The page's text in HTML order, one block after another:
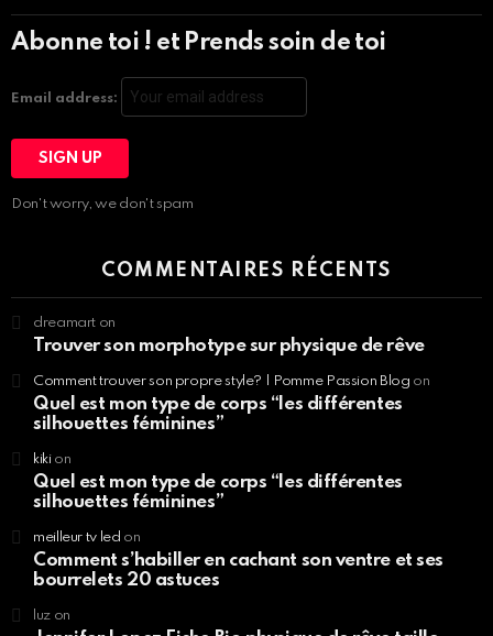
Abonne toi ! et Prends soin de toi
Email address:
Don't worry, we don't spam
COMMENTAIRES RÉCENTS
dreamart on
Trouver son morphotype sur physique de rêve
Comment trouver son propre style? | Pomme Passion Blog on
Quel est mon type de corps “les différentes
silhouettes féminines”
kikion
Quel est mon type de corps “les différentes
silhouettes féminines”
meilleur tv led on
Comment s’habiller en cachant son ventre et ses
bourrelets 20 astuces
luzon